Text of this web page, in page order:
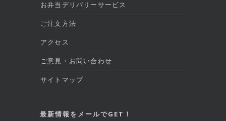
お弁当デリバリーサービス
ご注文方法
アクセス
ご意見・お問い合わせ
サイトマップ
最新情報をメールでGET！